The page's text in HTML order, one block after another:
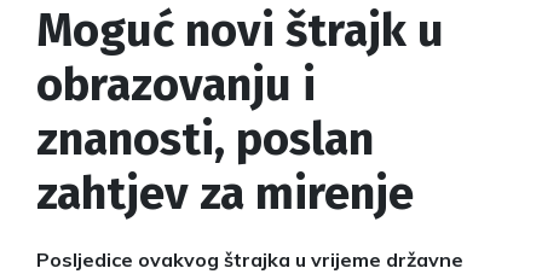
Moguć novi štrajk u
obrazovanju i
znanosti, poslan
zahtjev za mirenje
Posljedice ovakvog štrajka u vrijeme državne